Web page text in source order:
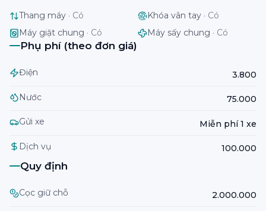
Thang máy · Có Khóa vân tay · Có
Máy giặt chung · Có Máy sấy chung · Có
Phụ phí (theo đơn giá)
Điện 3.800
Nước 75.000
Gửi xe Miễn phí 1 xe
Dịch vụ 100.000
Quy định
Cọc giữ chỗ 2.000.000